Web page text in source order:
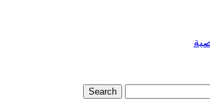
Search